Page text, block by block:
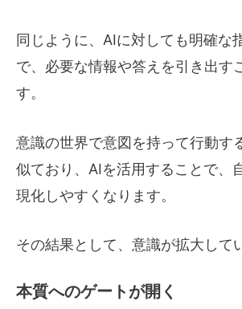
同じように、AIに対しても明確な
で、必要な情報や答えを引き出す
す。
意識の世界で意図を持って行動す
似ており、AIを活用することで、
現化しやすくなります。
その結果として、意識が拡大して
本質へのゲートが開く